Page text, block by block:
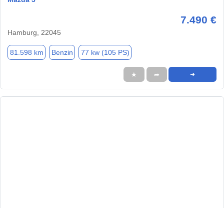
7.490 €
Hamburg, 22045
81.598 km Benzin 77 kw (105 PS)
★ ➦ ➜